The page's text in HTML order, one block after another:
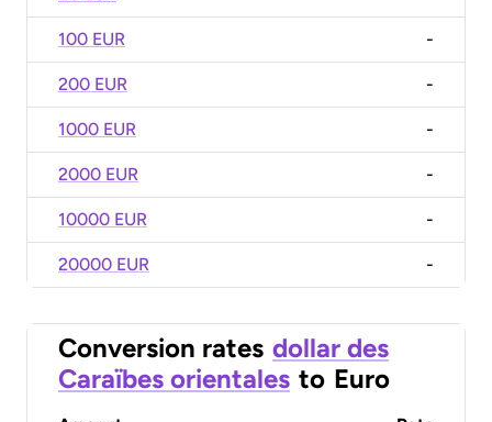
100 EUR -
200 EUR -
1000 EUR -
2000 EUR -
10000 EUR -
20000 EUR -
Conversion rates dollar des
Caraïbes orientales to Euro